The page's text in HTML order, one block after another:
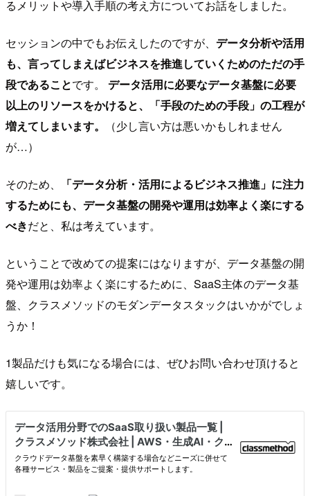
るメリットや導入手順の考え方についてお話をしました。
セッションの中でもお伝えしたのですが、 データ分析や活用
も、言ってしまえばビジネスを推進していくためのただの手
段であることです。 データ活用に必要なデータ基盤に必要
以上のリソースをかけると、「手段のための手段」の工程が
増えてしまいます。
（少し言い方は悪いかもしれません
が…）
そのため、
「データ分析・活用によるビジネス推進」に注力
するためにも、データ基盤の開発や運用は効率よく楽にする
べきだと、私は考えています。
ということで改めての提案にはなりますが、データ基盤の開
発や運用は効率よく楽にするために、SaaS主体のデータ基
盤、クラスメソッドのモダンデータスタックはいかがでしょ
うか！
1製品だけも気になる場合には、ぜひお問い合わせ頂けると
嬉しいです。